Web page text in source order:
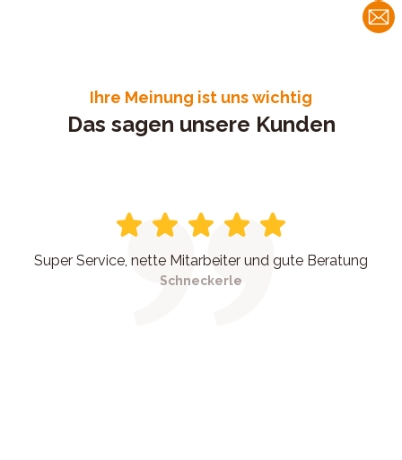
Ihre Meinung ist uns wichtig
Das sagen unsere Kunden
Super Service, nette Mitarbeiter und gute Beratung
Schneckerle